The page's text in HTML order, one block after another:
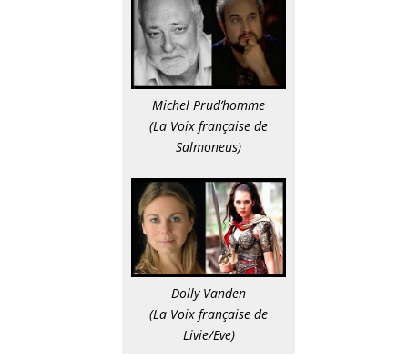
Michel Prud’homme
(La Voix française de
Salmoneus)
Dolly Vanden
(La Voix française de
Livie/Eve)